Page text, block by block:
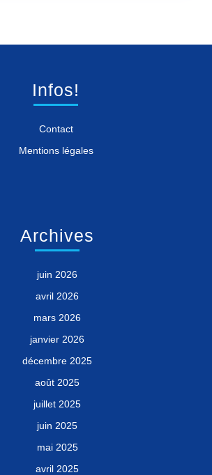
Infos!
Contact
Mentions légales
Archives
juin 2026
avril 2026
mars 2026
janvier 2026
décembre 2025
août 2025
juillet 2025
juin 2025
mai 2025
avril 2025